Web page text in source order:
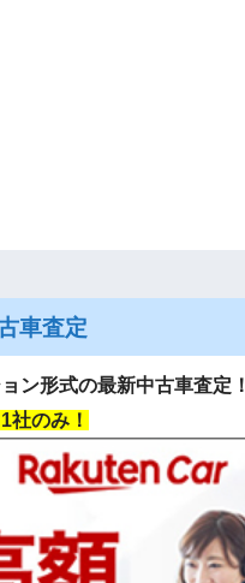
車査定
ン形式の最新中古車査定！
社のみ！